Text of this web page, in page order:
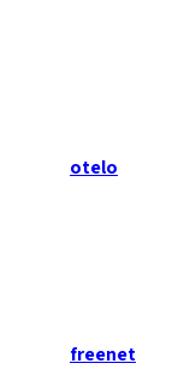
otelo
freenet